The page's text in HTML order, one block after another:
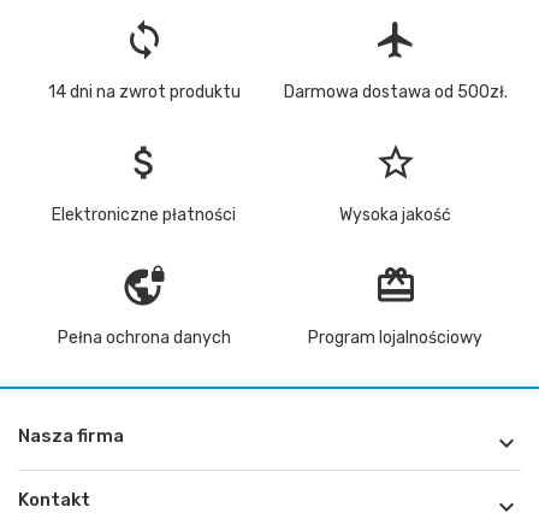
loop
14 dni na zwrot produktu
flight
Darmowa dostawa od 500zł.
attach_money
Elektroniczne płatności
star_border
Wysoka jakość
vpn_lock
Pełna ochrona danych
redeem
Program lojalnościowy
Nasza firma 
Kontakt